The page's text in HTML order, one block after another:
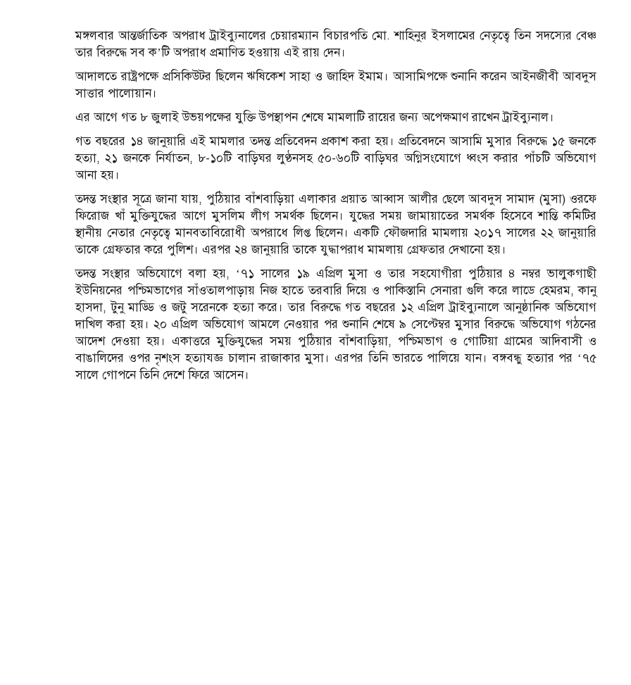
মঙ্গলবার আন্তর্জাতিক অপরাধ ট্রাইব্যুনালের চেয়ারম্যান বিচারপতি মো. শাহিনুর ইসলামের নেতৃত্বে তিন সদস্যের বেঞ্চ
তার বিরুদ্ধে সব ক’টি অপরাধ প্রমাণিত হওয়ায় এই রায় দেন।
আদালতে রাষ্ট্রপক্ষে প্রসিকিউটর ছিলেন ঋষিকেশ সাহা ও জাহিদ ইমাম। আসামিপক্ষে শুনানি করেন আইনজীবী আবদুস
সাত্তার পালোয়ান।
এর আগে গত ৮ জুলাই উভয়পক্ষের যুক্তি উপস্থাপন শেষে মামলাটি রায়ের জন্য অপেক্ষমাণ রাখেন ট্রাইব্যুনাল।
গত বছরের ১৪ জানুয়ারি এই মামলার তদন্ত প্রতিবেদন প্রকাশ করা হয়। প্রতিবেদনে আসামি মুসার বিরুদ্ধে ১৫ জনকে
হত্যা, ২১ জনকে নির্যাতন, ৮-১০টি বাড়িঘর লুণ্ঠনসহ ৫০-৬০টি বাড়িঘর অগ্নিসংযোগে ধ্বংস করার পাঁচটি অভিযোগ
আনা হয়।
তদন্ত সংস্থার সূত্রে জানা যায়, পুঠিয়ার বাঁশবাড়িয়া এলাকার প্রয়াত আব্বাস আলীর ছেলে আবদুস সামাদ (মুসা) ওরফে
ফিরোজ খাঁ মুক্তিযুদ্ধের আগে মুসলিম লীগ সমর্থক ছিলেন। যুদ্ধের সময় জামায়াতের সমর্থক হিসেবে শান্তি কমিটির
স্থানীয় নেতার নেতৃত্বে মানবতাবিরোধী অপরাধে লিপ্ত ছিলেন। একটি ফৌজদারি মামলায় ২০১৭ সালের ২২ জানুয়ারি
তাকে গ্রেফতার করে পুলিশ। এরপর ২৪ জানুয়ারি তাকে যুদ্ধাপরাধ মামলায় গ্রেফতার দেখানো হয়।
তদন্ত সংস্থার অভিযোগে বলা হয়, ‘৭১ সালের ১৯ এপ্রিল মুসা ও তার সহযোগীরা পুঠিয়ার ৪ নম্বর ভালুকগাছী
ইউনিয়নের পশ্চিমভাগের সাঁওতালপাড়ায় নিজ হাতে তরবারি দিয়ে ও পাকিস্তানি সেনারা গুলি করে লাডে হেমরম, কানু
হাসদা, টুনু মাড্ডি ও জটু সরেনকে হত্যা করে। তার বিরুদ্ধে গত বছরের ১২ এপ্রিল ট্রাইব্যুনালে আনুষ্ঠানিক অভিযোগ
দাখিল করা হয়। ২০ এপ্রিল অভিযোগ আমলে নেওয়ার পর শুনানি শেষে ৯ সেপ্টেম্বর মুসার বিরুদ্ধে অভিযোগ গঠনের
আদেশ দেওয়া হয়। একাত্তরে মুক্তিযুদ্ধের সময় পুঠিয়ার বাঁশবাড়িয়া, পশ্চিমভাগ ও গোটিয়া গ্রামের আদিবাসী ও
বাঙালিদের ওপর নৃশংস হত্যাযজ্ঞ চালান রাজাকার মুসা। এরপর তিনি ভারতে পালিয়ে যান। বঙ্গবন্ধু হত্যার পর ‘৭৫
সালে গোপনে তিনি দেশে ফিরে আসেন।